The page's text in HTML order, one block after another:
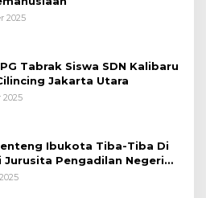
2025
Tabrak Siswa SDN Kalibaru
Jakarta Utara
2025
Ibukota Tiba-Tiba Di
Jurusita Pengadilan Negeri
Diduga Cacat Hukum Sejak